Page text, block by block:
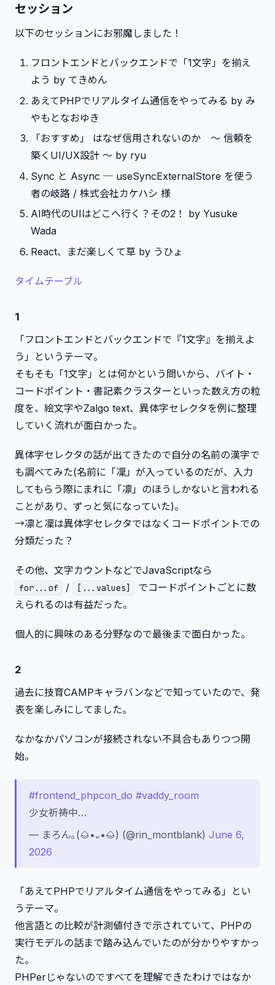
セッション
以下のセッションにお邪魔しました！
フロントエンドとバックエンドで「1文字」を揃え
よう by てきめん
あえてPHPでリアルタイム通信をやってみる by み
やもとなおゆき
「おすすめ」 はなぜ信用されないのか 〜 信頼を
築くUI/UX設計 〜 by ryu
Sync と Async ─ useSyncExternalStore を使う
者の岐路 / 株式会社カケハシ 様
AI時代のUIはどこへ行く？その2！ by Yusuke
Wada
React、まだ楽しくて草 by うひょ
タイムテーブル
1
「フロントエンドとバックエンドで『1文字』を揃えよ
う」というテーマ。
そもそも「1文字」とは何かという問いから、バイト・
コードポイント・書記素クラスターといった数え方の粒
度を、絵文字やZalgo text、異体字セレクタを例に整理
していく流れが面白かった。
異体字セレクタの話が出てきたので自分の名前の漢字で
も調べてみた(名前に「凜」が入っているのだが、入力
してもらう際にまれに「凛」のほうしかないと言われる
ことがあり、ずっと気になっていた)。
→凛と凜は異体字セレクタではなくコードポイントでの
分類だった？
その他、文字カウントなどでJavaScriptなら
for...of / [...values]
でコードポイントごとに数
えられるのは有益だった。
個人的に興味のある分野なので最後まで面白かった。
2
過去に技育CAMPキャラバンなどで知っていたので、発
表を楽しみにしてました。
なかなかパソコンが接続されない不具合もありつつ開
始。
#frontend_phpcon_do #vaddy_room
少女祈祷中…
— まろん｡(🌰•᎑•🌰) (@rin_montblank) June 6,
2026
「あえてPHPでリアルタイム通信をやってみる」とい
うテーマ。
他言語との比較が計測値付きで示されていて、PHPの
実行モデルの話まで踏み込んでいたのが分かりやすかっ
た。
PHPerじゃないのですべてを理解できたわけではなか